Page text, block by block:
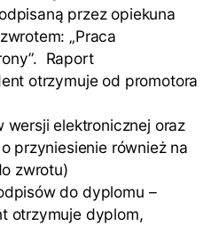
przez opiekuna
„Praca
Raport
otrzymuje od promotora
wersji elektronicznej oraz
przyniesienie również na
zwrotu)
do dyplomu –
otrzymuje dyplom,